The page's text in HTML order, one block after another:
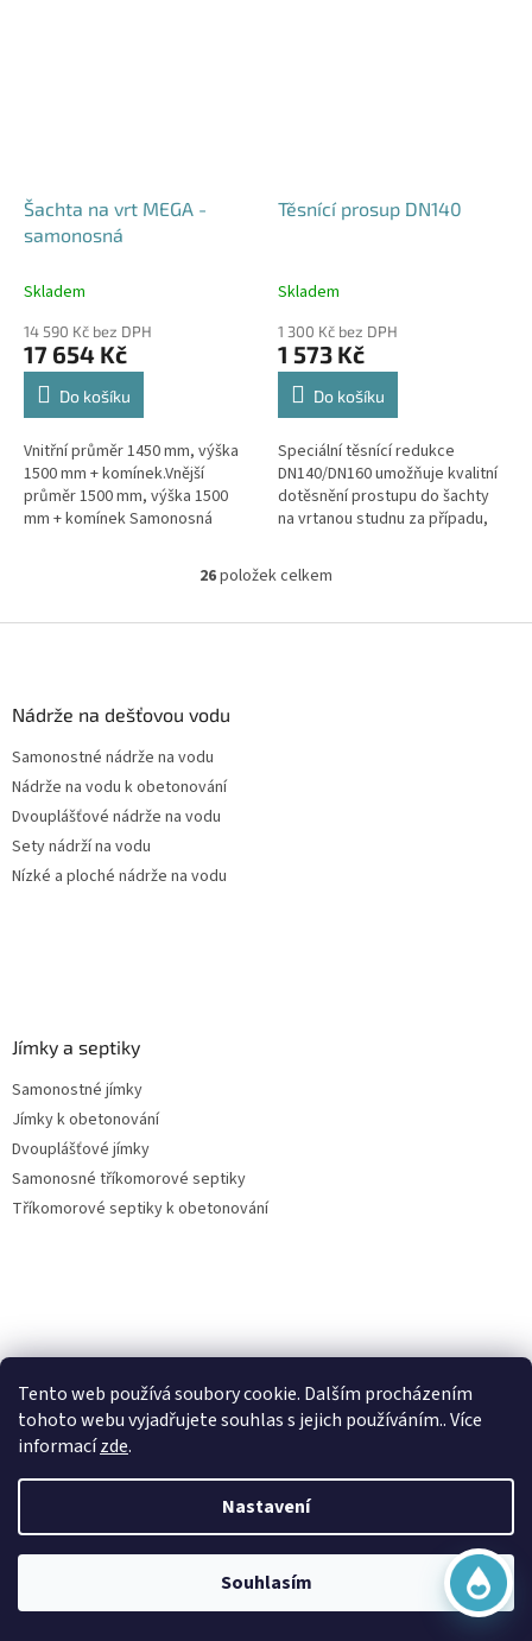
Tento web používá soubory cookie. Dalším procházením
tohoto webu vyjadřujete souhlas s jejich používáním.. Více
informacízde.
Nastavení
Souhlasím
Šachta na vrt MEGA -
samonosná
Skladem
14 590 Kč bez DPH
17 654 Kč
Do košíku
Vnitřní průměr 1450 mm, výška
1500 mm + komínek.Vnější
průměr 1500 mm, výška 1500
mm + komínek Samonosná
obetonování.Volitelné průměry i
Těsnící prosup DN140
Skladem
1 300 Kč bez DPH
1 573 Kč
Do košíku
Speciální těsnící redukce
DN140/DN160 umožňuje kvalitní
dotěsnění prostupu do šachty
na vrtanou studnu za případu,
potrubí DN140.
O
l
26položek celkem
Nádrže na dešťovou vodu
Samonostné nádrže na vodu
Nádrže na vodu k obetonování
Dvouplášťové nádrže na vodu
Sety nádrží na vodu
Nízké a ploché nádrže na vodu
Jímky a septiky
Samonostné jímky
Jímky k obetonování
Dvouplášťové jímky
Samonosné tříkomorové septiky
Tříkomorové septiky k obetonování
Kontakty
Posouzení nároku na dotaci dešťovka
O nás
Ochrana osobních údajů
Online
Začít konverzaci